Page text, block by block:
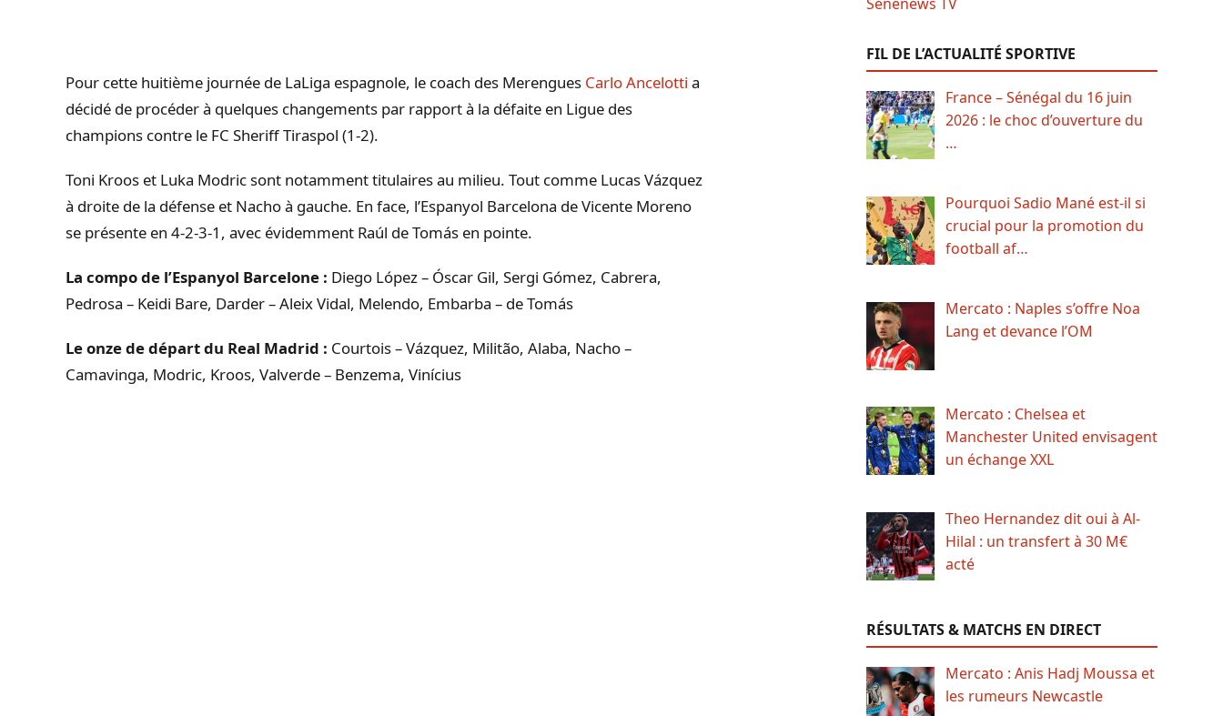
Pour cette huitième journée de LaLiga espagnole, le coach des Merengues Carlo Ancelotti a
décidé de procéder à quelques changements par rapport à la défaite en Ligue des
champions contre le FC Sheriff Tiraspol (1-2).
Toni Kroos et Luka Modric sont notamment titulaires au milieu. Tout comme Lucas Vázquez
à droite de la défense et Nacho à gauche. En face, l’Espanyol Barcelona de Vicente Moreno
se présente en 4-2-3-1, avec évidemment Raúl de Tomás en pointe.
La compo de l’Espanyol Barcelone : Diego López – Óscar Gil, Sergi Gómez, Cabrera,
Pedrosa – Keidi Bare, Darder – Aleix Vidal, Melendo, Embarba – de Tomás
Le onze de départ du Real Madrid : Courtois – Vázquez, Militão, Alaba, Nacho –
Camavinga, Modric, Kroos, Valverde – Benzema, Vinícius
FIL DE L’ACTUALITÉ SPORTIVE
France – Sénégal du 16 juin
2026 : le choc d’ouverture du
…
Pourquoi Sadio Mané est-il si
crucial pour la promotion du
football af…
Mercato : Naples s’offre Noa
Lang et devance l’OM
Mercato : Chelsea et
Manchester United envisagent
un échange XXL
Theo Hernandez dit oui à Al-
Hilal : un transfert à 30 M€
acté
RÉSULTATS & MATCHS EN DIRECT
Mercato : Anis Hadj Moussa et
les rumeurs Newcastle